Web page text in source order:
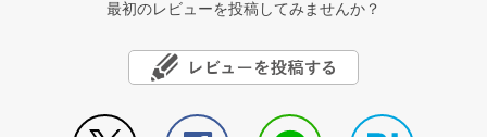
最初のレビューを投稿してみませんか？